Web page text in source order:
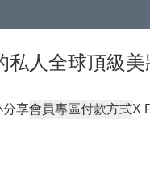
私人全球頂級
分享會員專區付款方式X